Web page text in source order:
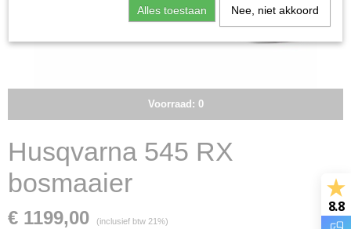
Voorraad: 0
Husqvarna 545 RX
bosmaaier
€ 1199,00 (inclusief btw 21%)
8.8
Alles toestaan Nee, niet akkoord